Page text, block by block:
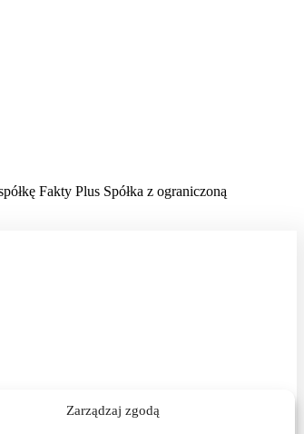
Zarządzaj zgodą
Fakty Plus Spółka z ograniczoną